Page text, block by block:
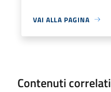
VAI ALLA PAGINA
Contenuti correlati